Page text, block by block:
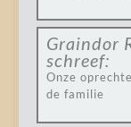
Graindor
schreef:
Onze
de familie